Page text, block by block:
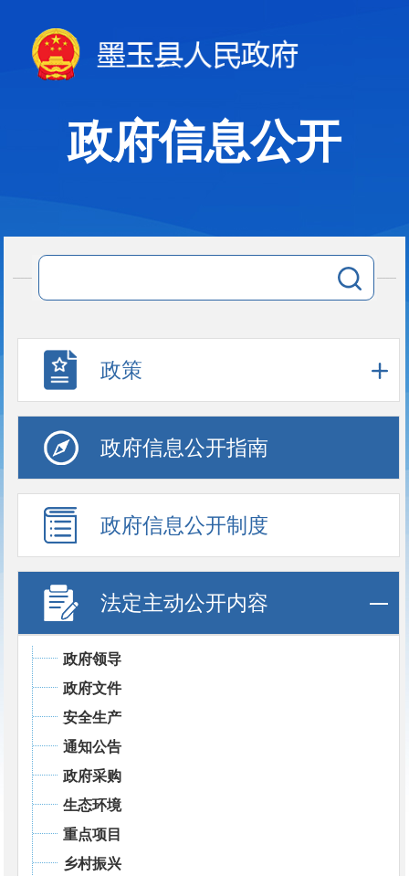
政府信息公开
政策
政府信息公开指南
政府信息公开制度
法定主动公开内容
政府领导
政府文件
安全生产
通知公告
政府采购
生态环境
重点项目
乡村振兴